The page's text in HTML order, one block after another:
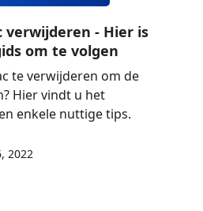
verwijderen - Hier is
om te volgen
te verwijderen om de
Hier vindt u het
enkele nuttige tips.
2022